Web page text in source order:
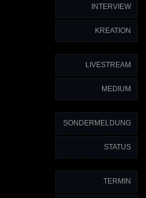
INTERVIEW
KREATION
LIVESTREAM
MEDIUM
SONDERMELDUNG
STATUS
TERMIN